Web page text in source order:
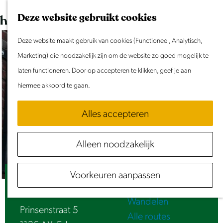
Deze website gebruikt cookies
Deze website maakt gebruik van cookies (Functioneel, Analytisch,
Marketing) die noodzakelijk zijn om de website zo goed mogelijk te
laten functioneren. Door op accepteren te klikken, geef je aan
hiermee akkoord te gaan.
Alles accepteren
Alleen noodzakelijk
Voorkeuren aanpassen
G
a
n
a
a
r
d
e
h
m
e
K
a
r
t
Z
e
k
e
n
e
n
u
Evenement aanmelden
Doen & Beleven
Zomer in Laag Holland
Met kinderen
Samen eropuit
Rust & Stilte
Activiteiten
Routes
Fietsen
Varen
Wandelen
Alle routes
Lounge-Bar-Restaurant 'Vijf'
Prinsenstraat 5